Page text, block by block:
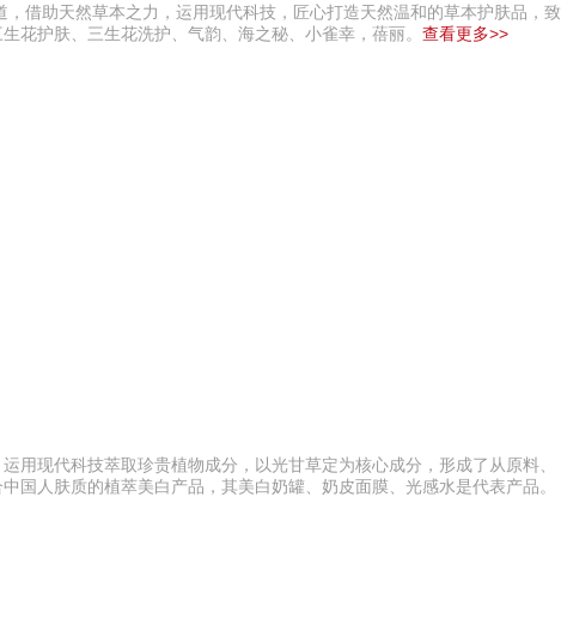
借助天然草本之力，运用现代科技，匠心打造天然温和的草本护肤品，致
花护肤、三生花洗护、气韵、海之秘、小雀幸，蓓丽。 查看更多>>
用现代科技萃取珍贵植物成分，以光甘草定为核心成分，形成了从原料、
人肤质的植萃美白产品，其美白奶罐、奶皮面膜、光感水是代表产品。